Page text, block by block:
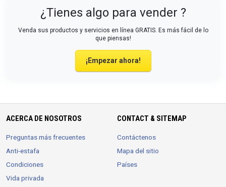
¿Tienes algo para vender ?
Venda sus productos y servicios en línea GRATIS. Es más fácil de lo
que piensas!
¡Empezar ahora!
ACERCA DE NOSOTROS
Preguntas más frecuentes
Anti-estafa
Condiciones
Vida privada
CONTACT & SITEMAP
Contáctenos
Mapa del sitio
Países